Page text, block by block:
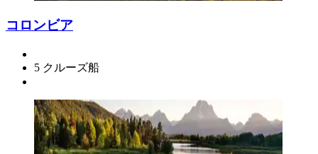
コロンビア
5 クルーズ船